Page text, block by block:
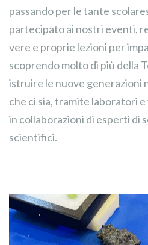
passando per le tante
partecipato ai nostri eventi,
vere e proprie lezioni per
scoprendo molto di più della
istruire le nuove generazioni
che ci sia, tramite laboratori
in collaborazioni di esperti di
scientifici.